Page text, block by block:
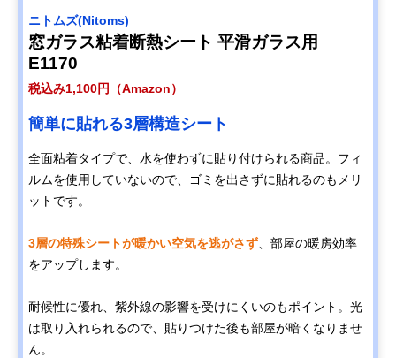
ニトムズ(Nitoms)
窓ガラス粘着断熱シート 平滑ガラス用
E1170
税込み1,100円（Amazon）
簡単に貼れる3層構造シート
全面粘着タイプで、水を使わずに貼り付けられる商品。フィ
ルムを使用していないので、ゴミを出さずに貼れるのもメリ
ットです。
3層の特殊シートが暖かい空気を逃がさず、部屋の暖房効率
をアップします。
耐候性に優れ、紫外線の影響を受けにくいのもポイント。光
は取り入れられるので、貼りつけた後も部屋が暗くなりませ
ん。